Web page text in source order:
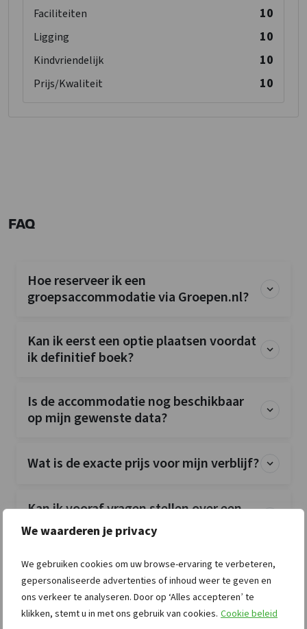
We waarderen je privacy
We gebruiken cookies om uw browse-ervaring te verbeteren,
gepersonaliseerde advertenties of inhoud weer te geven en
ons verkeer te analyseren. Door op ‘Alles accepteren’ te
klikken, stemt u in met ons gebruik van cookies. Cookie beleid
Kinderfaciliteiten
Kinderstoel: 1
Kinderbox: 0
Faciliteiten 10
Ligging 10
Kindvriendelijk 10
Prijs/Kwaliteit 10
FAQ
Hoe reserveer ik een
groepsaccommodatie via Groepen.nl?
Kan ik eerst een optie plaatsen voordat
ik definitief boek?
Is de accommodatie nog beschikbaar
op mijn gewenste data?
Wat is de exacte prijs voor mijn verblijf?
Kan ik vooraf vragen stellen over een
groepsaccommodatie?
Kan ik na mijn boeking rechtstreeks
contact opnemen met de verhuurder?